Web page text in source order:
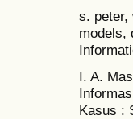
s. peter,
models,
I. A.
Kasus :